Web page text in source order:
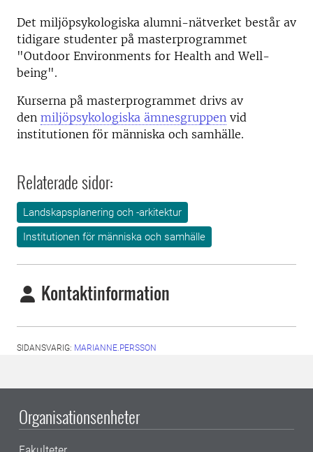
Det miljöpsykologiska alumni-nätverket består av
tidigare studenter på masterprogrammet
"Outdoor Environments for Health and Well-
being".
Kurserna på masterprogrammet drivs av
den miljöpsykologiska ämnesgruppen vid
institutionen för människa och samhälle.
Relaterade sidor:
Landskapsplanering och -arkitektur
Institutionen för människa och samhälle
Kontaktinformation
SIDANSVARIG: MARIANNE.PERSSON
Organisationsenheter